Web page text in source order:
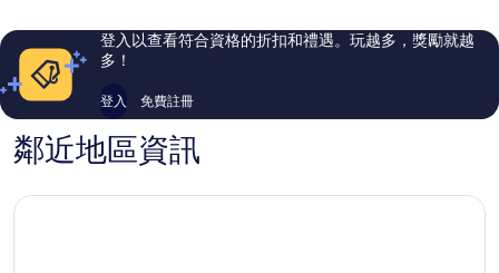
評
論
評
論
登入以查看符合資格的折扣和禮遇。玩越多，獎勵就越
多！
登入 免費註冊
鄰近地區資訊